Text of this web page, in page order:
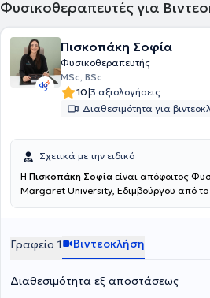
Φυσικοθεραπευτές για
Πισκοπάκη Σοφία
Φυσικοθεραπευτής
MSc, BSc
10|3 αξιολογήσεις
Διαθεσιμότητα για
Σχετικά με την ειδικό
Η Πισκοπάκη Σοφία είναι απόφοιτος
Margaret University, Εδιμβούργου από το
Πανελλήνιου Συλλόγου
Μεταπτυχιακό της πρόγραμμα με τίτλο
αποκατάσταση" με κατεύθυνση το
Πανεπιστήμιο Λευκωσίας. Στην
φυσικοθεραπείας κατέληξε στην
Γραφείο 1 Βιντεοκλήση
Διαθεσιμότητα εξ αποστάσεως